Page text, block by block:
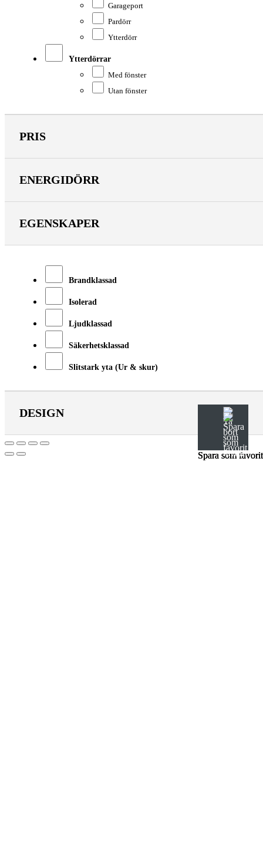
Spara som favorit
Spara som favorit
Spara som favorit
Garageport
Pardörr
Ytterdörr
Ytterdörrar
Med fönster
Utan fönster
PRIS
ENERGIDÖRR
EGENSKAPER
Brandklassad
Isolerad
Ljudklassad
Säkerhetsklassad
Slitstark yta (Ur & skur)
DESIGN